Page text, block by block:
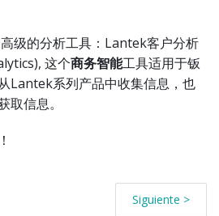
级的分析工具：Lantek客户分析
这个商务智能工具适用于钣
Lantek系列产品中收集信息，也
取信息。
Siguiente >